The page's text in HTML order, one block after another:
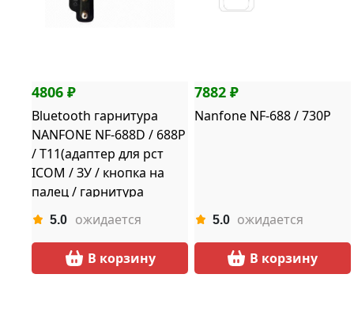
4806 ₽
Bluetooth гарнитура
NANFONE NF-688D / 688P
/ T11(адаптер для рст
ICOM / ЗУ / кнопка на
палец / гарнитура
5.0 ожидается
В корзину
7882 ₽
Nanfone NF-688 / 730P
5.0 ожидается
В корзину